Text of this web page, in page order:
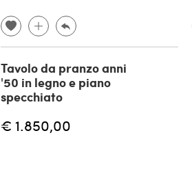
Tavolo da pranzo anni
'50 in legno e piano
specchiato
€ 1.850,00